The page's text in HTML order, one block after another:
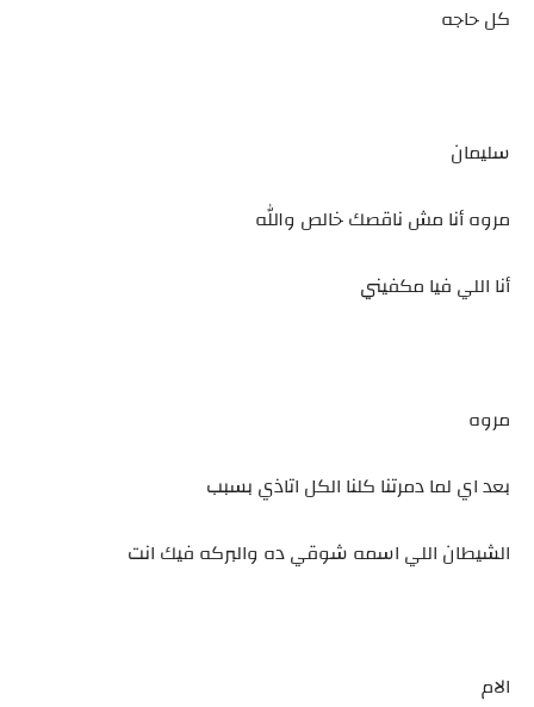
كل حاجه
سليمان
مروه أنا مش ناقصك خالص والله
أنا اللي فيا مكفيني
مروه
بعد اي لما دمرتنا كلنا الكل اتاذي بسبب
الشيطان اللي اسمه شوقي ده والبركه فيك انت
الام